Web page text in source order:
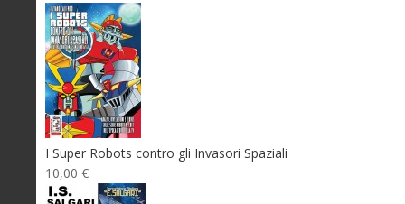
I Super Robots contro gli Invasori Spaziali
10,00 €